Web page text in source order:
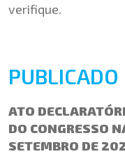
verifique.
ATO
DO CONGRESSO
SETEMBRO DE